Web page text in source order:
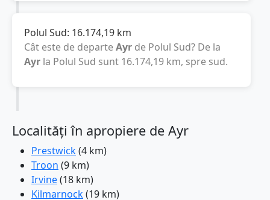
Polul Sud: 16.174,19 km
Cât este de departeAyr de Polul Sud? De la
Ayr la Polul Sud sunt 16.174,19 km, spre sud.
Localități în apropiere de Ayr
Prestwick(4 km)
Troon (9 km)
Irvine(18 km)
Kilmarnock(19 km)